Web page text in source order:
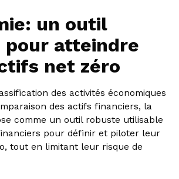
un outil
pour atteindre
net zéro
des activités économiques
des actifs financiers, la
comme un outil robuste utilisable
pour définir et piloter leur
tout en limitant leur risque de